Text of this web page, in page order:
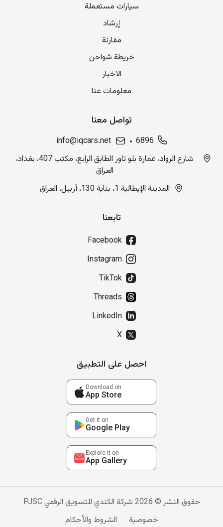
سيارات مستعملة
إرشاد
مقارنة
خريطة شواحن
الاخبار
معلومات عنا
تواصل معنا
6896
info@iqcars.net
شارع الرواد، عمارة بلو تاور الطابق الرابع، مكتب 407، بغداد،
العراق
المدينة الإيطالية 1، بناية 130، أربيل، العراق
تابعنا
Facebook
Instagram
TikTok
Threads
LinkedIn
X
احصل على التطبيق
Download on
App Store
Get it on
Google Play
Explore it on
App Gallery
حقوق النشر © 2026 شركة الكندي للتسويق الرقمي PJSC
خصوصية
الشروط والأحكام